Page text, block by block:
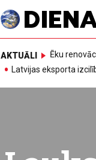
AKTUĀLI Ēku
Latvijas eksporta